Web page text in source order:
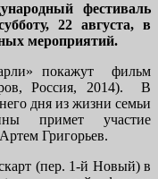
фестиваль
22 августа, в
мероприятий.
покажут фильм
Россия, 2014).
В
дня из жизни семьи
примет участие
Григорьев.
(пер. 1-й Новый) в